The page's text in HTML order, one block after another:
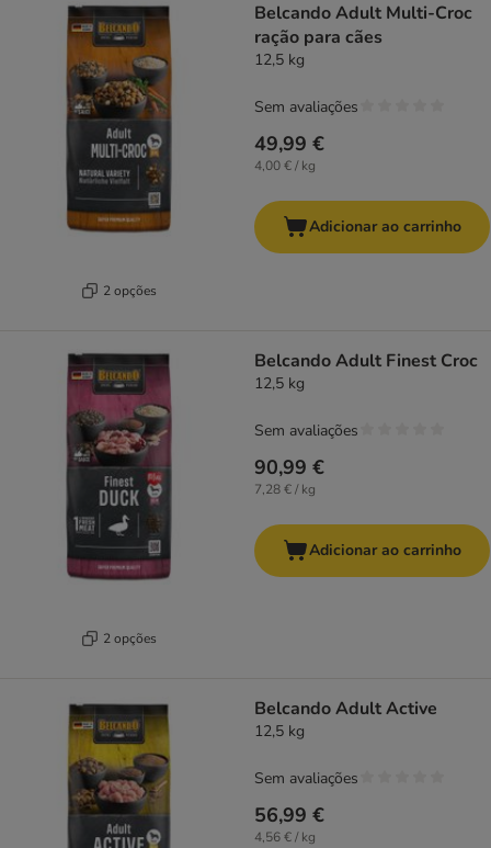
2 opções
Belcando Adult Multi-Croc
ração para cães
12,5 kg
49,99 €
4,00 € / kg
Sem avaliações
Adicionar ao carrinho
2 opções
Belcando Adult Finest Croc
12,5 kg
90,99 €
7,28 € / kg
Sem avaliações
Adicionar ao carrinho
Belcando Adult Active
12,5 kg
56,99 €
4,56 € / kg
Sem avaliações